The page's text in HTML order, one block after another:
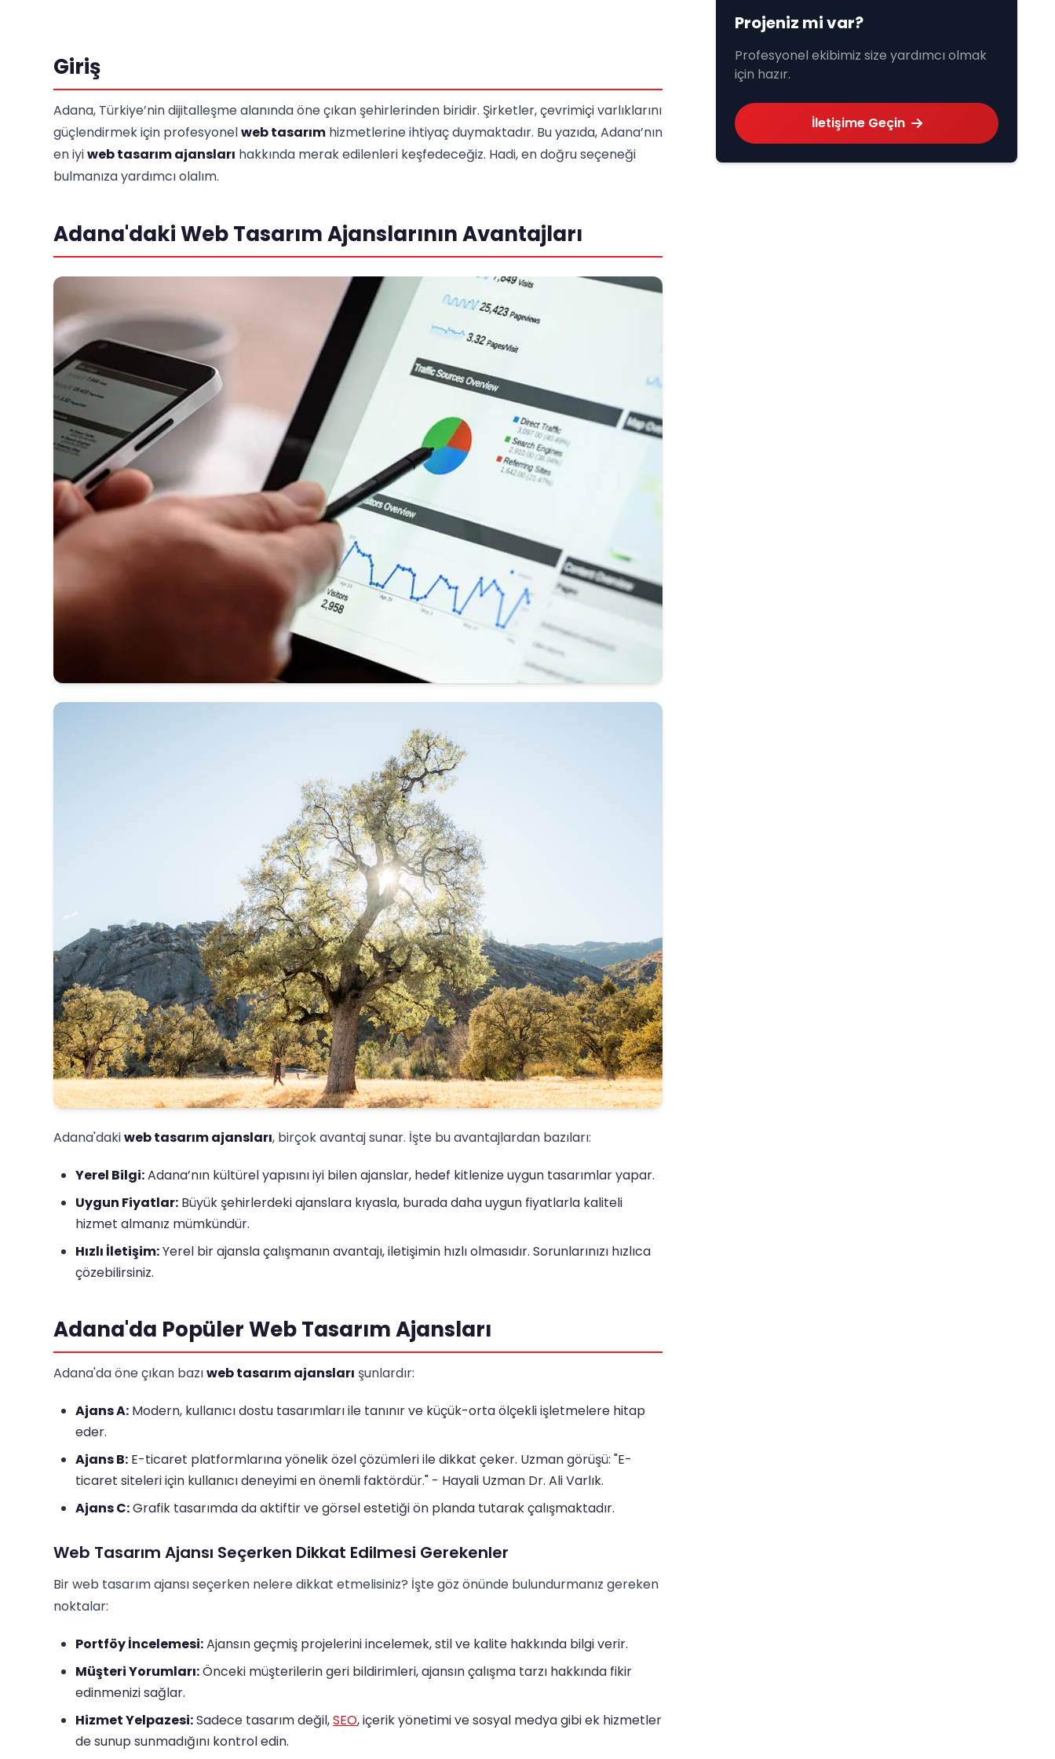
Giriş
Adana, Türkiye’nin dijitalleşme alanında öne çıkan şehirlerinden biridir. Şirketler, çevrimiçi varlıklarını
güçlendirmek için profesyonelweb tasarım hizmetlerine ihtiyaç duymaktadır. Bu yazıda, Adana’nın
en iyiweb tasarım ajansları hakkında merak edilenleri keşfedeceğiz. Hadi, en doğru seçeneği
bulmanıza yardımcı olalım.
Adana'daki Web Tasarım Ajanslarının Avantajları
Adana'dakiweb tasarım ajansları, birçok avantaj sunar. İşte bu avantajlardan bazıları:
Yerel Bilgi:Adana’nın kültürel yapısını iyi bilen ajanslar, hedef kitlenize uygun tasarımlar yapar.
Uygun Fiyatlar: Büyük şehirlerdeki ajanslara kıyasla, burada daha uygun fiyatlarla kaliteli
hizmet almanız mümkündür.
Hızlı İletişim:Yerel bir ajansla çalışmanın avantajı, iletişimin hızlı olmasıdır. Sorunlarınızı hızlıca
çözebilirsiniz.
Adana'da Popüler Web Tasarım Ajansları
Adana'da öne çıkan bazıweb tasarım ajansları şunlardır:
Ajans A: Modern, kullanıcı dostu tasarımları ile tanınır ve küçük-orta ölçekli işletmelere hitap
eder.
Ajans B: E-ticaret platformlarına yönelik özel çözümleri ile dikkat çeker. Uzman görüşü: "E-
ticaret siteleri için kullanıcı deneyimi en önemli faktördür." - Hayali Uzman Dr. Ali Varlık.
Ajans C:Grafik tasarımda da aktiftir ve görsel estetiği ön planda tutarak çalışmaktadır.
Web Tasarım Ajansı Seçerken Dikkat Edilmesi Gerekenler
Bir web tasarım ajansı seçerken nelere dikkat etmelisiniz? İşte göz önünde bulundurmanız gereken
noktalar:
Portföy İncelemesi:Ajansın geçmiş projelerini incelemek, stil ve kalite hakkında bilgi verir.
Müşteri Yorumları:Önceki müşterilerin geri bildirimleri, ajansın çalışma tarzı hakkında fikir
edinmenizi sağlar.
Hizmet Yelpazesi:Sadece tasarım değil,SEO, içerik yönetimi ve sosyal medya gibi ek hizmetler
de sunup sunmadığını kontrol edin.
Projeniz mi var?
Profesyonel ekibimiz size yardımcı olmak
için hazır.
İletişime Geçin